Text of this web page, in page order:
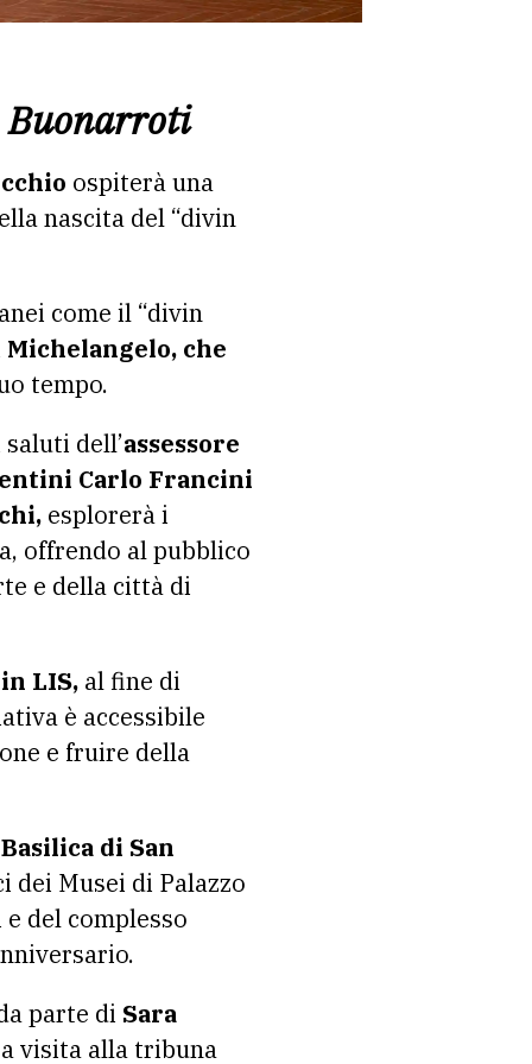
Buonarroti
ospiterà una
nascita del “divin
come il “divin
Michelangelo, che
tempo.
dell’assessore
Carlo Francini
esplorerà i
offrendo al pubblico
e della città di
LIS, al fine di
è accessibile
e fruire della
di San
dei Musei di Palazzo
del complesso
parte di Sara
visita alla tribuna